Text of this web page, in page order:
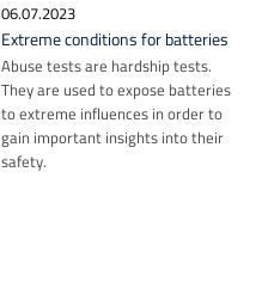
06.07.2023
Extreme conditions for batteries
Abuse tests are hardship tests.
They are used to expose batteries
to extreme influences in order to
gain important insights into their
safety.